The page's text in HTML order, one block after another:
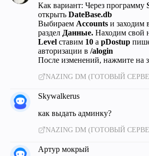
Как вариант: Через программу
открыть DateBase.db
Выбираем Accounts и заходим
раздел Данные. Находим свой
Level ставим 10 а pDostup
авторизации в /alogin
После изменений, нажмите на
NAZING DM (ГОТОВЫЙ
Skywalkerus
как выдать админку?
NAZING DM (ГОТОВЫЙ
Артур мокрый